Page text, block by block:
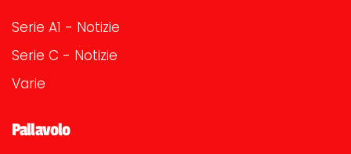
Serie A1 - Notizie
Serie C - Notizie
Varie
Pallavolo